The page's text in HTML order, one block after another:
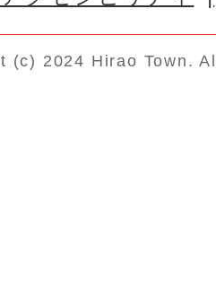
(c) 2024 Hirao Town.